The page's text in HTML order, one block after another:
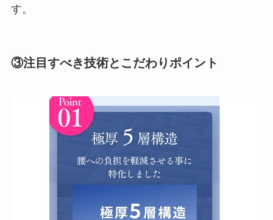
す。
③注目すべき技術とこだわりポイント